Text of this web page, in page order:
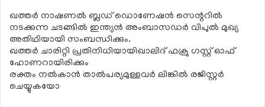
ഖത്തര്‍ നാഷണല്‍ ബ്ലഡ് ഡൊണേഷന്‍ സെന്ററില്‍
നടക്കുന്ന ചടങ്ങില്‍ ഇന്ത്യന്‍ അംബാസഡര്‍ വിപുല്‍ മുഖ്യ
അതിഥിയായി സംബന്ധിക്കും.
ഖത്തര്‍ ചാരിറ്റി പ്രതിനിധിയായിഖാലിദ് ഫക്രു ഗസ്റ്റ് ഓഫ്
ഹോണറായിരിക്കും
രക്തം നല്‍കാന്‍ താല്‍പര്യമുള്ളവര്‍ ലിങ്കില്‍ രജിസ്റ്റര്‍
ചെയ്യുകയോ